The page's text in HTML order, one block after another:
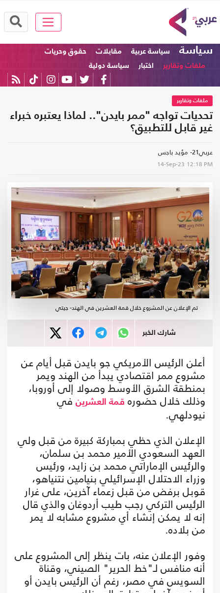
سياسة سياسة عربية مقابلات
حقوق وحريات
ملفات وتقارير
اختبار سياسة دولية
ملفات وتقارير
تحديات تواجه "ممر بايدن".. لماذا يعتبره خبراء
غير قابل للتطبيق؟
عربي21- مؤيد باجس
14-Sep-23 12:18 PM
تم الإعلان عن المشروع خلال قمة العشرين في الهند- جيتي
شارك الخبر
أعلن الرئيس الأمريكي جو بايدن قبل أيام عن
مشروع ممر اقتصادي يبدأ من الهند ويمر
بمنطقة الشرق الأوسط وصولا إلى أوروبا،
وذلك خلال حضوره قمة العشرين في
نيودلهي.
الإعلان الذي حظي بمباركة كبيرة من قبل ولي
العهد السعودي الأمير محمد بن سلمان،
والرئيس الإماراتي محمد بن زايد، ورئيس
وزراء الاحتلال الإسرائيلي بنيامين نتنياهو،
قوبل برفض من قبل زعماء آخرين، على غرار
الرئيس التركي رجب طيب أردوغان والذي قال
إنه لا يمكن إنشاء أي مشروع مشابه لا يمر
من بلاده.
وفور الإعلان عنه، بات ينظر إلى المشروع على
أنه منافس لـ"خط الحرير" الصيني، وقناة
السويس في مصر، رغم أن الرئيس بايدن أو